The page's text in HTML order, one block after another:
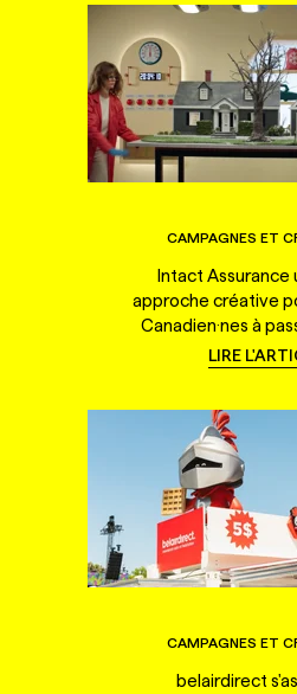
CAMPAGNES ET
Intact Assurance
approche créative
Canadien·nes à
LIRE
CAMPAGNES ET
belairdirect